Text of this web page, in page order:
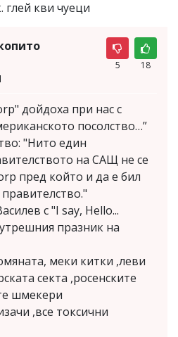
глей кви чуеци
5 18
дойдоха при нас с
посолство…”
"Нито един
на САЩ не се
пред който и да е бил
с "I say, Hello...
празник на
меки китки ,леви
секта ,росенските
шмекери
,все токсични